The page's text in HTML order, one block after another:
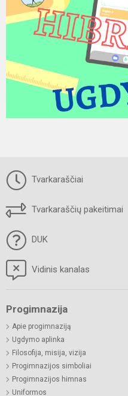
Tvarkaraščiai
Tvarkaraščių pakeitimai
DUK
Vidinis kanalas
Progimnazija
Apie progimnaziją
Ugdymo aplinka
Filosofija, misija, vizija
Progimnazijos simboliai
Progimnazijos himnas
Uniformos